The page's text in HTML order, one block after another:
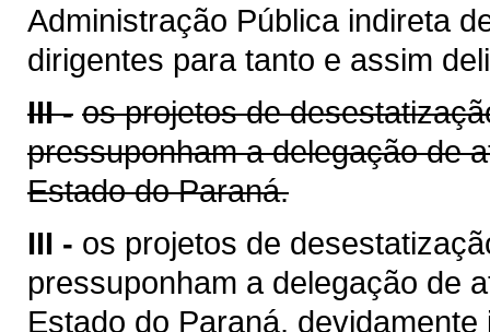
Administração Pública indireta
dirigentes para tanto e assim
III - os projetos de
pressuponham a delegação de
Estado do Paraná.
III - os projetos de
pressuponham a delegação de
Estado do Paraná,